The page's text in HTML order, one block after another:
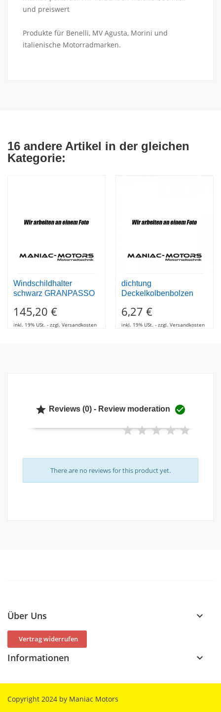
und preiswert
Produkte für Benelli, MV Agusta, Morini und
italienische Motorradmarken.
16 andere Artikel in der gleichen
Kategorie:
Windschildhalter
schwarz GRANPASSO
145,20 €
inkl. 19% USt. - zzgl. Versandkosten
dichtung
Deckelkolbenbolzen
6,27 €
inkl. 19% USt. - zzgl. Versandkosten
 Reviews (0) - Review moderation 
There are no reviews for this product yet.
Über Uns keyboard_arrow_down
Vertrag widerrufen
Informationen keyboard_arrow_down
Copyright 2024 by Maniac Motors